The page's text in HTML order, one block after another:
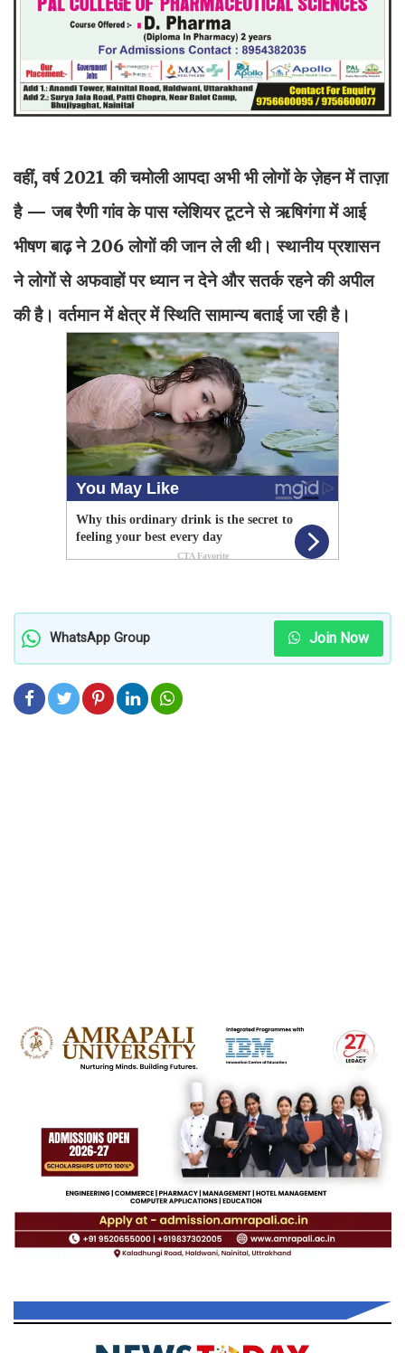
वहीं, वर्ष 2021 की चमोली आपदा अभी भी लोगों के ज़ेहन में ताज़ा
है — जब रैणी गांव के पास ग्लेशियर टूटने से ऋषिगंगा में आई
भीषण बाढ़ ने 206 लोगों की जान ले ली थी। स्थानीय प्रशासन
ने लोगों से अफवाहों पर ध्यान न देने और सतर्क रहने की अपील
की है। वर्तमान में क्षेत्र में स्थिति सामान्य बताई जा रही है।
WhatsApp Group Join Now